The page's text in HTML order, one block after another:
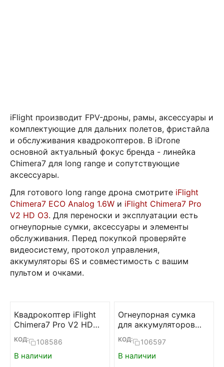
iFlight производит FPV-дроны, рамы, аксессуары и
комплектующие для дальних полетов, фристайла
и обслуживания квадрокоптеров. В iDrone
основной актуальный фокус бренда - линейка
Chimera7 для long range и сопутствующие
аксессуары.
Для готового long range дрона смотрите iFlight
Chimera7 ECO Analog 1.6W и iFlight Chimera7 Pro
V2 HD O3. Для переноски и эксплуатации есть
огнеупорные сумки, аксессуары и элементы
обслуживания. Перед покупкой проверяйте
видеосистему, протокол управления,
аккумуляторы 6S и совместимость с вашим
пультом и очками.
Квадрокоптер iFlight
Chimera7 Pro V2 HD
O3
КОД: 108586
В наличии
Огнеупорная сумка
для аккумуляторов
iFlight (Option A)
КОД: 106597
В наличии